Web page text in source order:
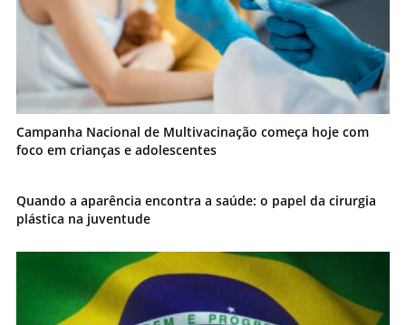
Campanha Nacional de Multivacinação começa hoje com
foco em crianças e adolescentes
Quando a aparência encontra a saúde: o papel da cirurgia
plástica na juventude